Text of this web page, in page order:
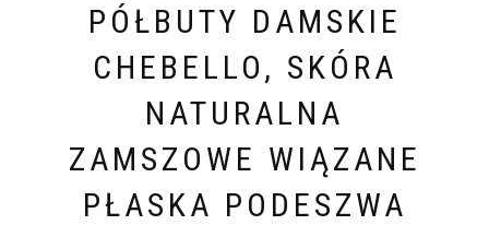
PÓŁBUTY DAMSKIE
CHEBELLO, SKÓRA
NATURALNA
ZAMSZOWE WIĄZANE
PŁASKA PODESZWA